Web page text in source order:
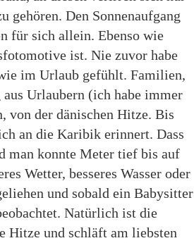
Den Sonnenaufgang
für sich allein. Ebenso wie
ist. Nie zuvor habe
im Urlaub gefühlt. Familien,
Urlaubern (ich habe immer
von der dänischen Hitze. Bis
an die Karibik erinnert. Dass
man konnte Meter tief bis auf
Wetter, besseres Wasser oder
und sobald ein Babysitter
Natürlich ist die
Hitze und schläft am liebsten